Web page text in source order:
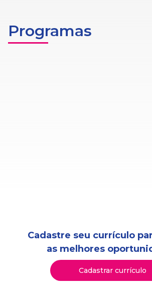
Programas
Cadastre seu currículo
as melhores
Cadastrar currículo